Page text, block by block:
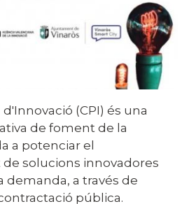
(CPI) és una
de foment de la
a potenciar el
solucions innovadores
demanda, a través de
pública.